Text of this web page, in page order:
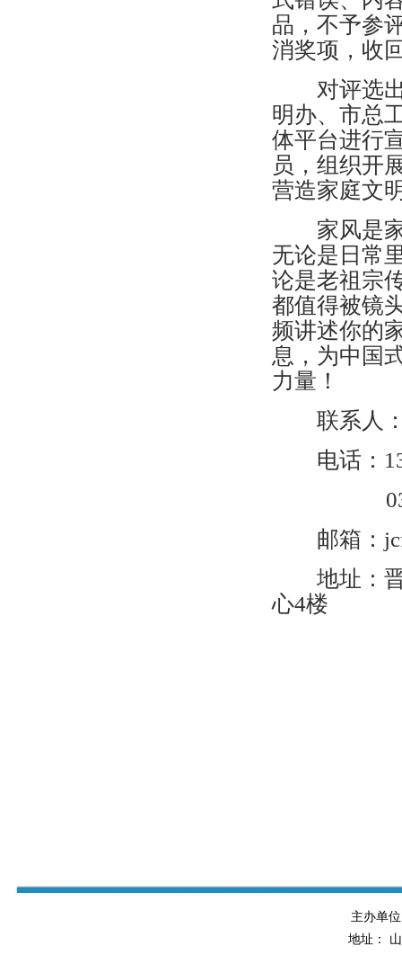
品，不予参
消奖项，收
对评选出
明办、市总
体平台进行
员，组织开
营造家庭文
家风是家
无论是日常
论是老祖宗
都值得被镜
频讲述你的
息，为中国
力量！
联系人：
电话：
0356-
邮箱：
地址：晋
心4楼
主办
地址：